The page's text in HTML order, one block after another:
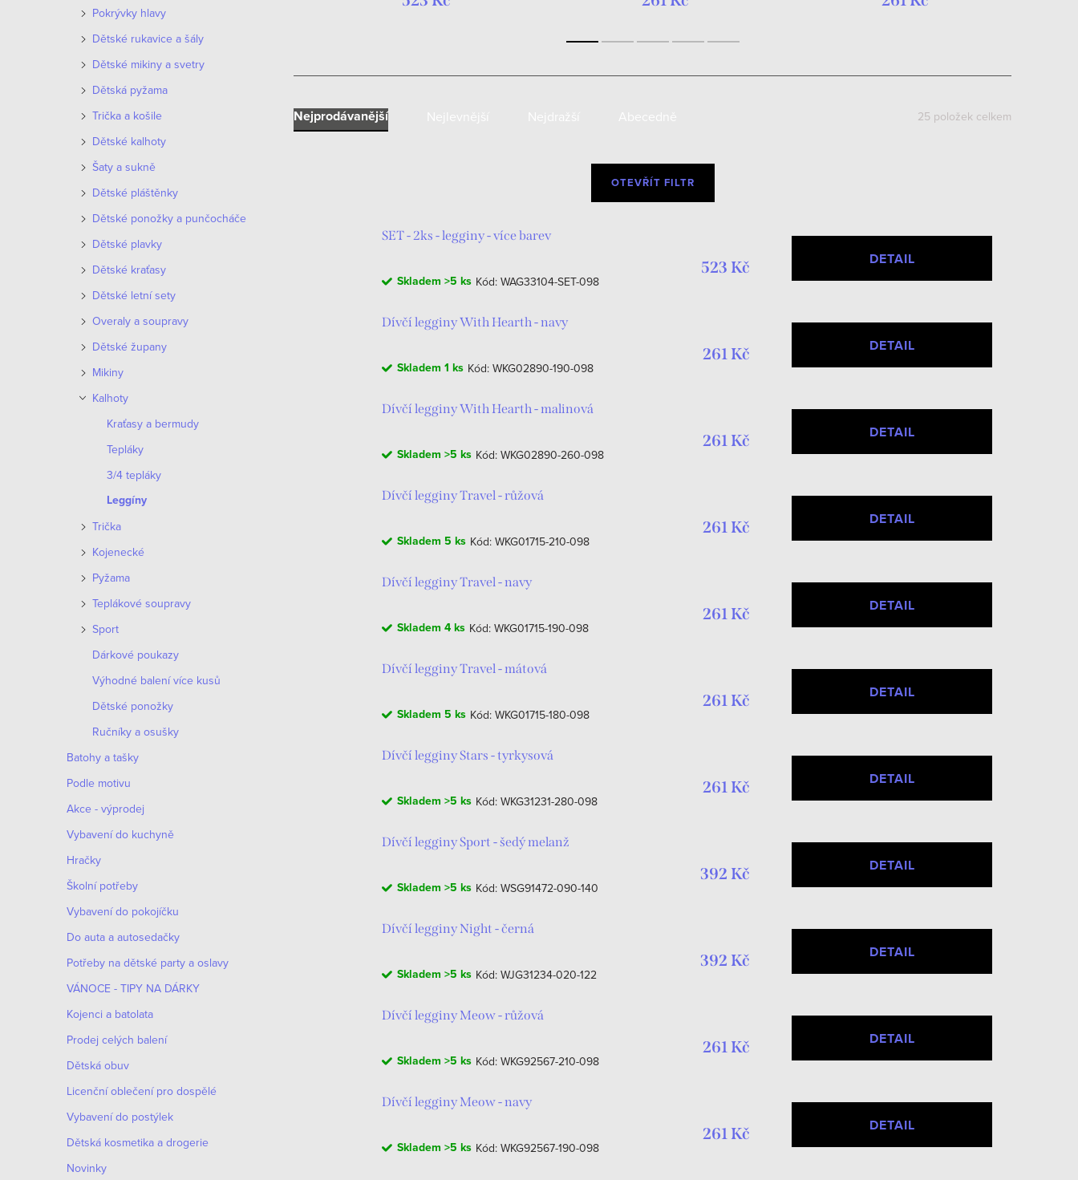
n
n
n
Pokrývky hlavy
Dětské rukavice a šály
Dětské mikiny a svetry
Dětská pyžama
Trička a košile
Dětské kalhoty
Šaty a sukně
Dětské pláštěnky
Dětské ponožky a punčocháče
Dětské plavky
Dětské kraťasy
Dětské letní sety
Overaly a soupravy
Dětské župany
Mikiny
Kalhoty
Kraťasy a bermudy
Tepláky
3/4 tepláky
Leggíny
Trička
Kojenecké
Pyžama
Teplákové soupravy
Sport
Dárkové poukazy
Výhodné balení více kusů
Dětské ponožky
Ručníky a osušky
Batohy a tašky
Podle motivu
Akce - výprodej
Vybavení do kuchyně
Hračky
Školní potřeby
Vybavení do pokojíčku
Do auta a autosedačky
Potřeby na dětské party a oslavy
VÁNOCE - TIPY NA DÁRKY
Kojenci a batolata
Prodej celých balení
Dětská obuv
Licenční oblečení pro dospělé
Vybavení do postýlek
Dětská kosmetika a drogerie
Novinky
Ř
Nejprodávanější 25 položek celkem
OTEVŘÍT FILTR
SET - 2ks - legginy - více barev
Skladem >5 ks Kód: WAG33104-SET-098
523 Kč DETAIL
Dívčí legginy With Hearth - navy
Skladem 1 ks Kód: WKG02890-190-098
261 Kč DETAIL
Dívčí legginy With Hearth - malinová
Skladem >5 ks Kód: WKG02890-260-098
261 Kč DETAIL
Dívčí legginy Travel - růžová
Skladem 5 ks Kód: WKG01715-210-098
261 Kč DETAIL
Dívčí legginy Travel - navy
Skladem 4 ks Kód: WKG01715-190-098
261 Kč DETAIL
Dívčí legginy Travel - mátová
Skladem 5 ks Kód: WKG01715-180-098
261 Kč DETAIL
Dívčí legginy Stars - tyrkysová
Skladem >5 ks Kód: WKG31231-280-098
261 Kč DETAIL
Dívčí legginy Sport - šedý melanž
Skladem >5 ks Kód: WSG91472-090-140
392 Kč DETAIL
Dívčí legginy Night - černá
Skladem >5 ks Kód: WJG31234-020-122
392 Kč DETAIL
Dívčí legginy Meow - růžová
Skladem >5 ks Kód: WKG92567-210-098
261 Kč DETAIL
Dívčí legginy Meow - navy
Skladem >5 ks Kód: WKG92567-190-098
261 Kč DETAIL